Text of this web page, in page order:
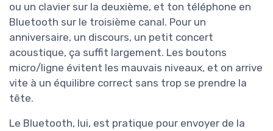
ou un clavier sur la deuxième, et ton téléphone en
Bluetooth sur le troisième canal. Pour un
anniversaire, un discours, un petit concert
acoustique, ça suffit largement. Les boutons
micro/ligne évitent les mauvais niveaux, et on arrive
vite à un équilibre correct sans trop se prendre la
tête.
Le Bluetooth, lui, est pratique pour envoyer de la